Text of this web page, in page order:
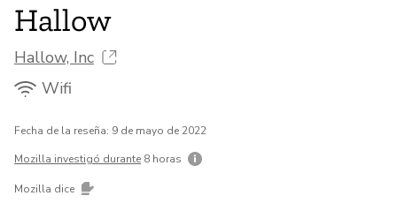
Hallow
Hallow, Inc
Wifi
Fecha de la reseña: 9 de mayo de 2022
Mozilla investigó durante 8 horas
Mozilla dice